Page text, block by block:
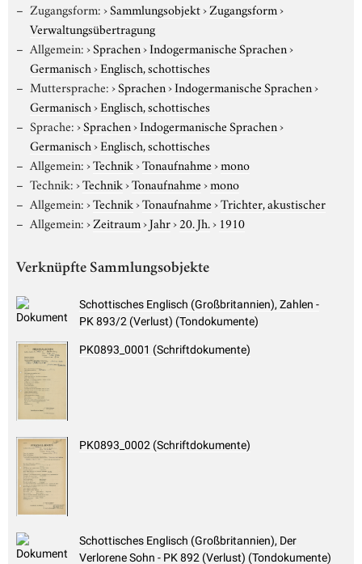
Zugangsform:›Sammlungsobjekt›Zugangsform›
Verwaltungsübertragung
Allgemein:›Sprachen›Indogermanische Sprachen›
Germanisch›Englisch, schottisches
Muttersprache:›Sprachen›Indogermanische Sprachen›
Germanisch›Englisch, schottisches
Sprache:›Sprachen›Indogermanische Sprachen›
Germanisch›Englisch, schottisches
Allgemein:›Technik›Tonaufnahme›mono
Technik:›Technik›Tonaufnahme›mono
Allgemein:›Technik›Tonaufnahme›Trichter, akustischer
Allgemein:›Zeitraum›Jahr›20. Jh.› 1910
Verknüpfte Sammlungsobjekte
Schottisches Englisch (Großbritannien), Zahlen -
PK 893/2 (Verlust) (Tondokumente)
PK0893_0001 (Schriftdokumente)
PK0893_0002 (Schriftdokumente)
Schottisches Englisch (Großbritannien), Der
Verlorene Sohn - PK 892 (Verlust) (Tondokumente)